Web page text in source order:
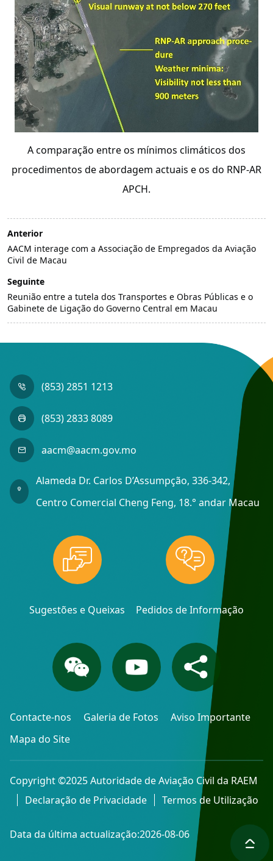
A comparação entre os mínimos climáticos dos
procedimentos de abordagem actuais e os do RNP-AR
APCH.
Anterior
AACM interage com a Associação de Empregados da Aviação
Civil de Macau
Seguinte
Reunião entre a tutela dos Transportes e Obras Públicas e o
Gabinete de Ligação do Governo Central em Macau
(853) 2851 1213
(853) 2833 8089
aacm@aacm.gov.mo
Alameda Dr. Carlos D’Assumpção, 336-342,
Centro Comercial Cheng Feng, 18.° andar Macau
Sugestões e Queixas Pedidos de Informação
Contacte-nos Galeria de Fotos
Aviso Importante
Mapa do Site
Copyright ©2025 Autoridade de Aviação Civil da RAEM
Declaração de Privacidade
Termos de Utilização
Data da última actualização:2026-08-06